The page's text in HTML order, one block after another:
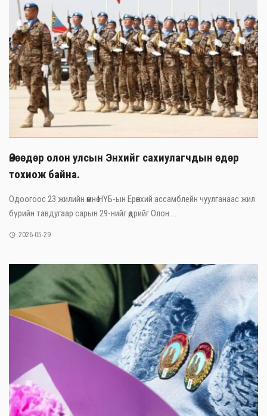
Өнөөдөр олон улсын Энхийг сахиулагчдын өдөр
тохиож байна.
Одоогоос 23 жилийн өмнө НҮБ-ын Ерөнхий ассамблейн чуулганаас жил
бүрийн тавдугаар сарын 29-нийг өдрийг Олон ...
2026-05-29